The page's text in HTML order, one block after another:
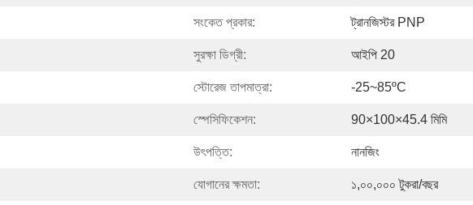
সংকেত প্রকার: ট্রানজিস্টর PNP
সুরক্ষা ডিগ্রী: আইপি 20
স্টোরেজ তাপমাত্রা: -25~85ºC
স্পেসিফিকেশন: 90×100×45.4 মিমি
উৎপত্তি: নানজিং
যোগানের ক্ষমতা: ১,০০,০০০ টুকরা/বছর